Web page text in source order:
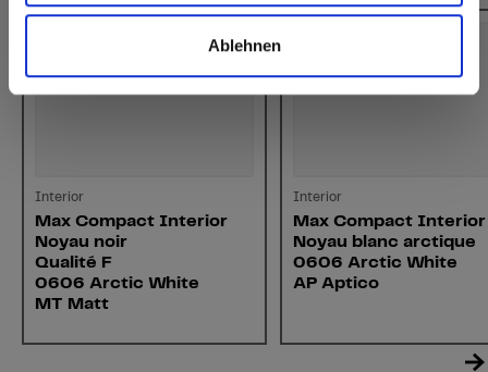
Ablehnen
Interior
Max Compact Interior
Noyau noir
Qualité F
0606 Arctic White
MT Matt
Interior
Max Compact Interior
Noyau blanc arctique
0606 Arctic White
AP Aptico